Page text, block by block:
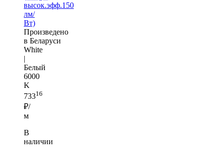
высок.эфф.150
лм/
Вт)
Произведено
в Беларуси
White
|
Белый
6000
K
73316
₽/
м
В
наличии